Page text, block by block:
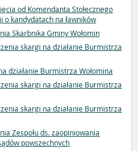
od Komendanta Stołecznego
kandydatach na ławników
Skarbnika Gminy Wołomin
skargi na działanie Burmistrza
działanie Burmistrza Wołomina
skargi na działanie Burmistrza
skargi na działanie Burmistrza
Zespołu ds. zaopiniowania
powszechnych